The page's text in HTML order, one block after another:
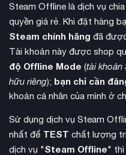
Lối chơi tập trung vào yếu
điều khiển Amicia, sử dụng
thống chế tạo cho phép
ích trong hành trình.
Steam Offline là dịch vụ
quyền giá rẻ. Khi đặt hàng
Steam chính hãng đã
Tài khoản này được shop
độ Offline Mode (tài khoản
hữu riêng); bạn chỉ cần
khoản cá nhân của mình ở
Sử dụng dịch vụ Steam
nhất để TEST chất lượng
dịch vụ "Steam Offline" thì